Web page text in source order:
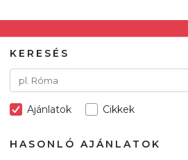
Utazómajom – CitySIM kártya a
Élménybeszámolók
Szállodalátogatás
Sajtómegjelenések
KERESÉS
Ajánlatok Cikkek
HASONLÓ AJÁNLATOK